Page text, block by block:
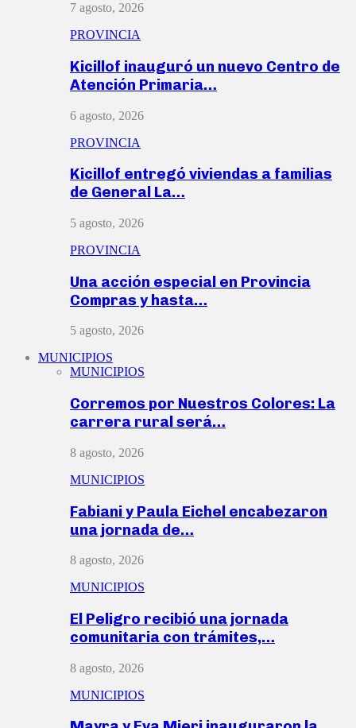
7 agosto, 2026
PROVINCIA
Kicillof inauguró un nuevo Centro de
Atención Primaria…
6 agosto, 2026
PROVINCIA
Kicillof entregó viviendas a familias
de General La…
5 agosto, 2026
PROVINCIA
Una acción especial en Provincia
Compras y hasta…
5 agosto, 2026
MUNICIPIOS
MUNICIPIOS
Corremos por Nuestros Colores: La
carrera rural será…
8 agosto, 2026
MUNICIPIOS
Fabiani y Paula Eichel encabezaron
una jornada de…
8 agosto, 2026
MUNICIPIOS
El Peligro recibió una jornada
comunitaria con trámites,…
8 agosto, 2026
MUNICIPIOS